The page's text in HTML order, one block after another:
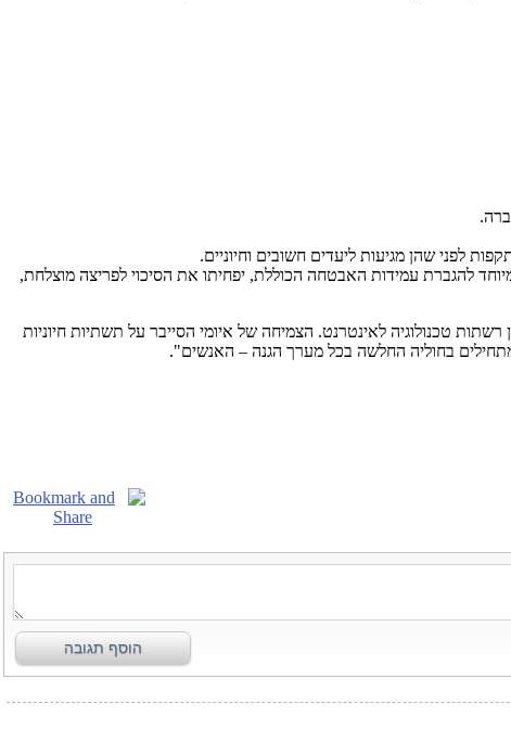
לפני שהן מגיעות ליעדים חשובים וחיוניים.
להגברת עמידות האבטחה הכוללת, יפחיתו את הסיכוי לפריצה מוצלחת,
טכנולוגיה לאינטרנט. הצמיחה של איומי הסייבר על תשתיות חיוניות
בחוליה החלשה בכל מערך הגנה – האנשים".